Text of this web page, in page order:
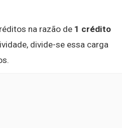
na razão de 1 crédito
divide-se essa carga